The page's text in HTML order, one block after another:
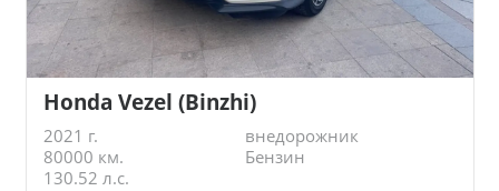
Honda Vezel (Binzhi)
2021 г.
внедорожник
80000 км.
Бензин
130.52 л.с.